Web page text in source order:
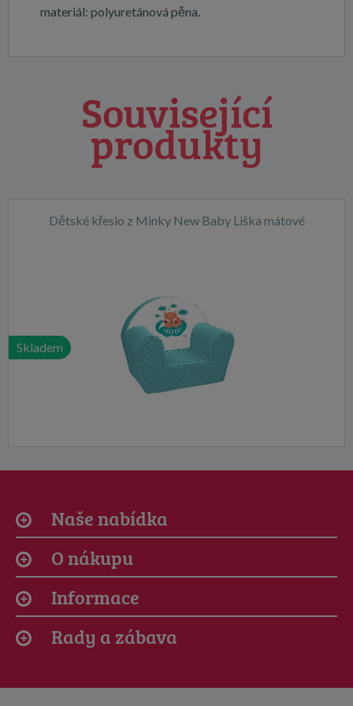
materiál: polyuretánová pěna.
Související
produkty
Dětské křeslo z Minky New Baby Liška mátové
Skladem
Naše nabídka
O nákupu
Informace
Rady a zábava